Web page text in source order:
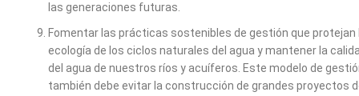
las generaciones futuras.
Fomentar las prácticas sostenibles de gestión que protejan
ecología de los ciclos naturales del agua y mantener la
del agua de nuestros ríos y acuíferos. Este modelo de
también debe evitar la construcción de grandes proyectos